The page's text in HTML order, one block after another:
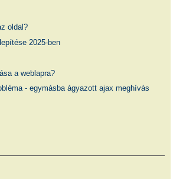
oldal?
2025-ben
a weblapra?
- egymásba ágyazott ajax meghívás